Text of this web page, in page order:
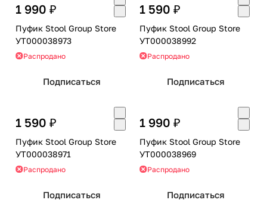
1 990 ₽
Пуфик Stool Group Store
УТ000038973
Распродано
Подписаться
1 590 ₽
Пуфик Stool Group Store
УТ000038992
Распродано
Подписаться
1 590 ₽
Пуфик Stool Group Store
УТ000038971
Распродано
Подписаться
1 990 ₽
Пуфик Stool Group Store
УТ000038969
Распродано
Подписаться